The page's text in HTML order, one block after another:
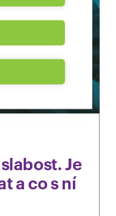
Je
a co s ní